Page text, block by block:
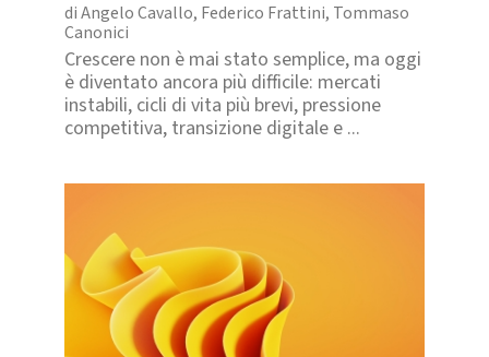
di Angelo Cavallo, Federico Frattini, Tommaso
Canonici
Crescere non è mai stato semplice, ma oggi
è diventato ancora più difficile: mercati
instabili, cicli di vita più brevi, pressione
competitiva, transizione digitale e ...